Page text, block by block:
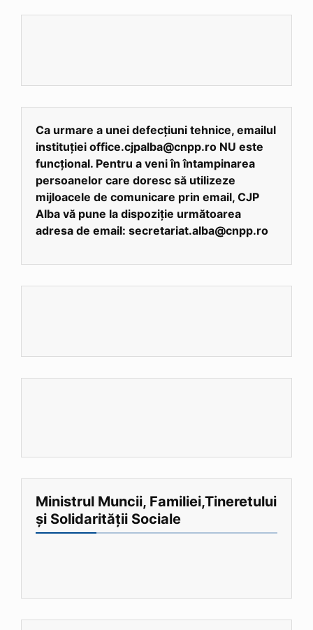
Ca urmare a unei defecțiuni tehnice, emailul
instituției office.cjpalba@cnpp.ro NU este
funcțional. Pentru a veni în întampinarea
persoanelor care doresc să utilizeze
mijloacele de comunicare prin email, CJP
Alba vă pune la dispoziție următoarea
adresa de email: secretariat.alba@cnpp.ro
Ministrul Muncii, Familiei,Tineretului
și Solidarității Sociale